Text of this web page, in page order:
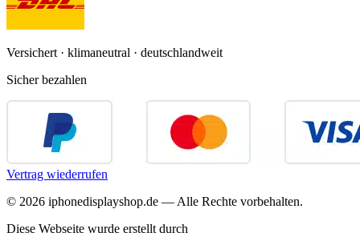
Versichert · klimaneutral · deutschlandweit
Sicher bezahlen
Vertrag wiederrufen
© 2026 iphonedisplayshop.de — Alle Rechte vorbehalten.
Diese Webseite wurde erstellt durch